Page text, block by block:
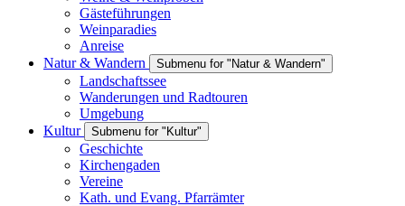
Gästeführungen
Weinparadies
Anreise
Natur & Wandern
Submenu for "Natur & Wandern"
Landschaftssee
Wanderungen und Radtouren
Umgebung
Kultur
Submenu for "Kultur"
Geschichte
Kirchengaden
Vereine
Kath. und Evang. Pfarrämter